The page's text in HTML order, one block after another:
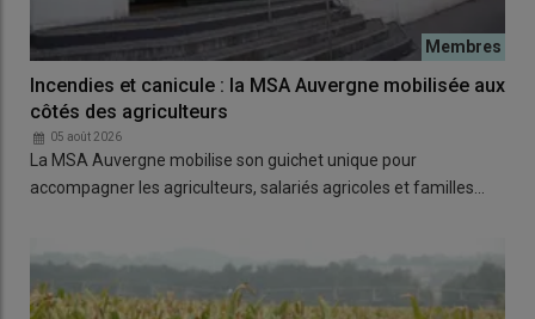
Incendies et canicule : la MSA Auvergne mobilisée aux
côtés des agriculteurs
05 août 2026
La MSA Auvergne mobilise son guichet unique pour
accompagner les agriculteurs, salariés agricoles et familles…